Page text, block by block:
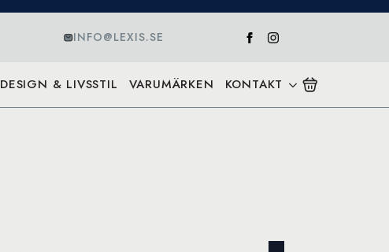
INFO@LEXIS.SE
DESIGN & LIVSSTIL VARUMÄRKEN KONTAKT